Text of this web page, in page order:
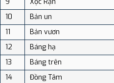
10
Bản un
11
Bản vươn
12
Báng hạ
13
Báng trên
14
Đồng Tâm